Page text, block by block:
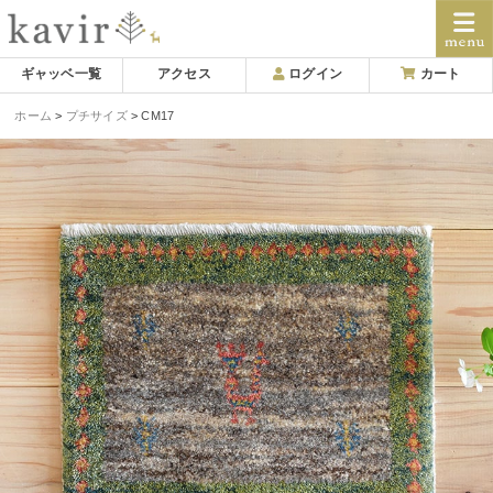
Skip
to
ギャッベ一覧 アクセス ログイン カート
ホーム プチサイズ CM17